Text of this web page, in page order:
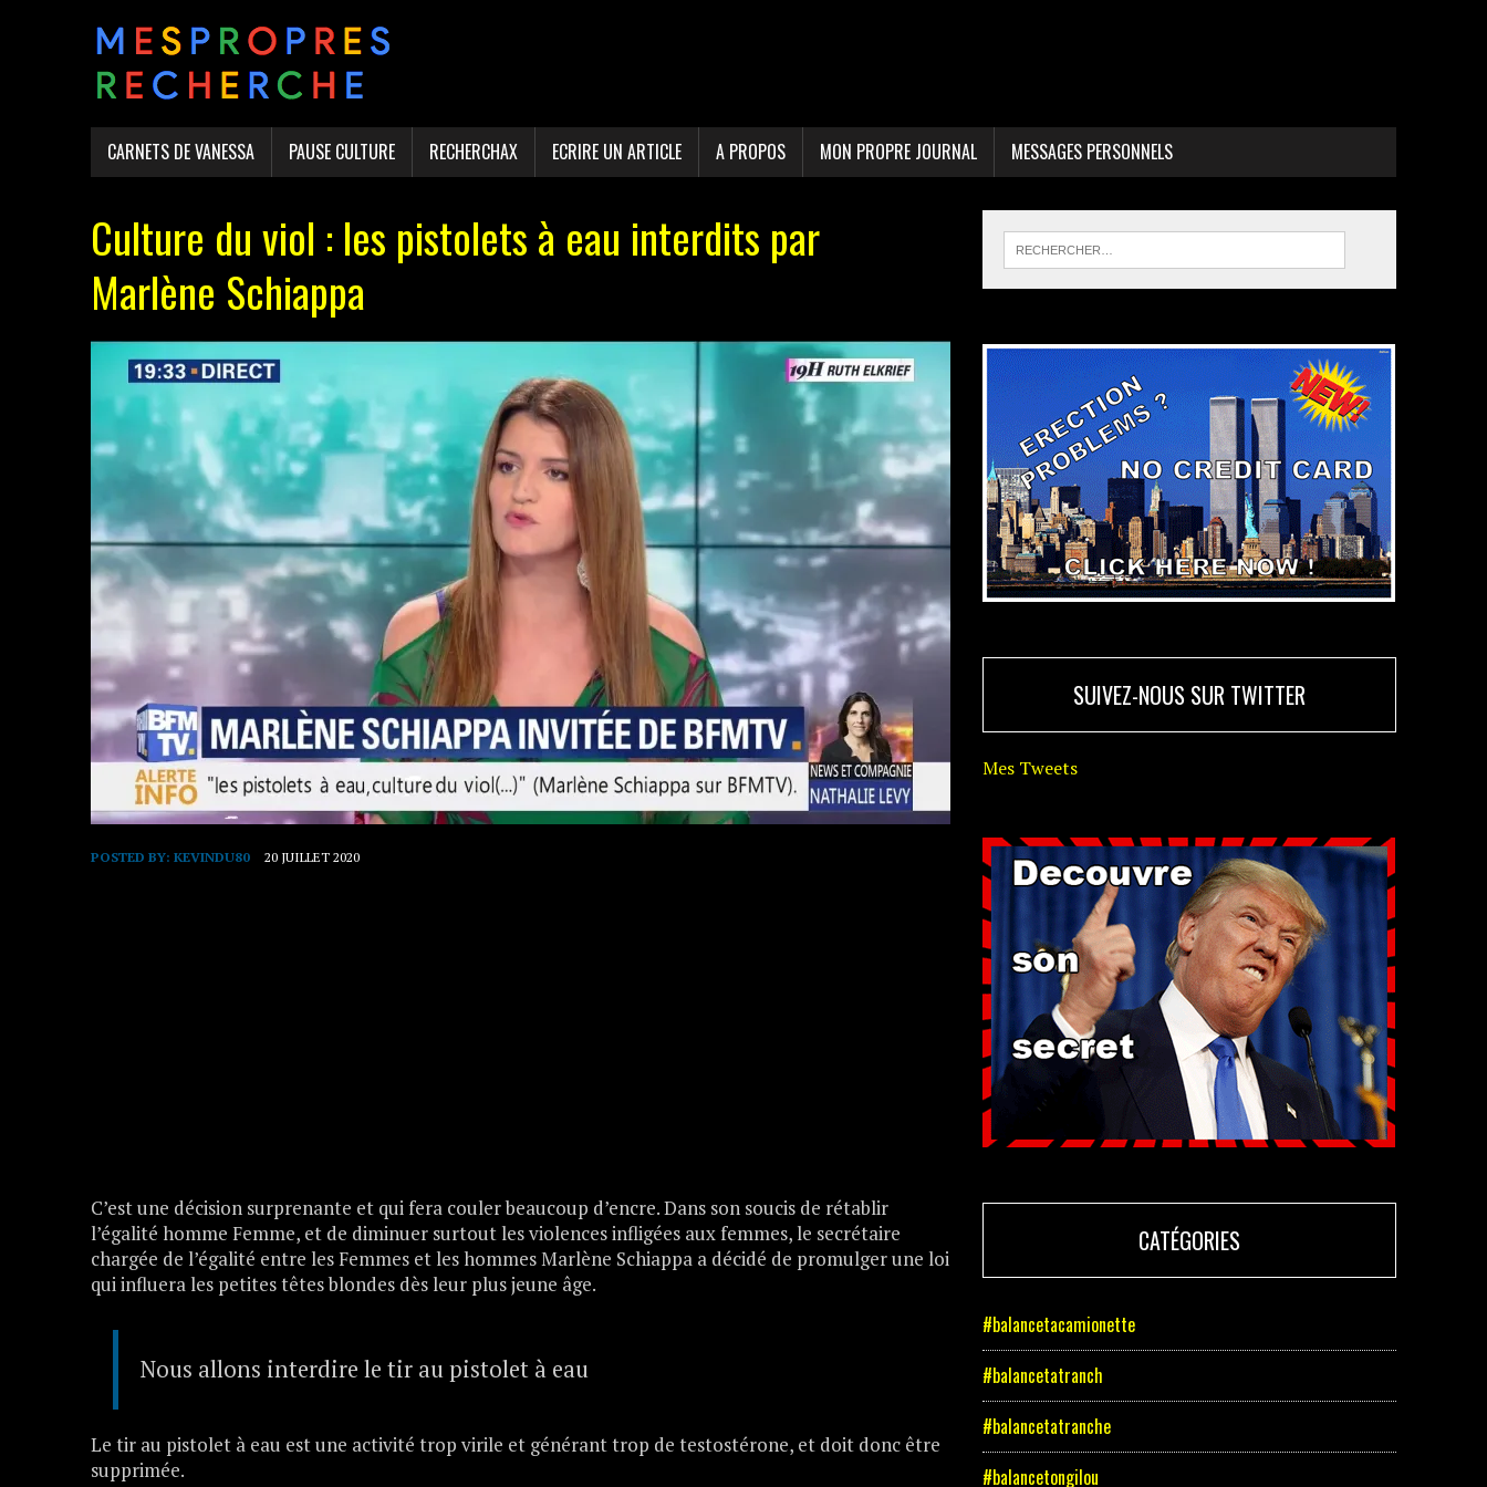
CARNETS DE VANESSA PAUSE CULTURE RECHERCHAX ECRIRE UN ARTICLE A PROPOS MON PROPRE JOURNAL MESSAGES PERSONNELS
Culture du viol : les pistolets à eau interdits par
Marlène Schiappa
POSTED BY: KEVINDU80 20 JUILLET 2020
C’est une décision surprenante et qui fera couler beaucoup d’encre. Dans son soucis de rétablir
l’égalité homme Femme, et de diminuer surtout les violences infligées aux femmes, le secrétaire
chargée de l’égalité entre les Femmes et les hommes Marlène Schiappa a décidé de promulger une loi
qui influera les petites têtes blondes dès leur plus jeune âge.
Nous allons interdire le tir au pistolet à eau
Le tir au pistolet à eau est une activité trop virile et générant trop de testostérone, et doit donc être
supprimée.
SUIVEZ-NOUS SUR TWITTER
Mes Tweets
CATÉGORIES
#balancetacamionette
#balancetatranch
#balancetatranche
#balancetongilou